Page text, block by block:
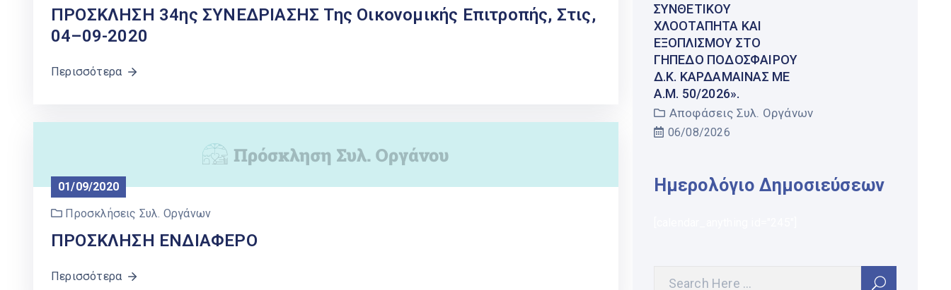
ΠΡΟΣΚΛΗΣΗ 34ης ΣΥΝΕΔΡΙΑΣΗΣ Της Οικονομικής Επιτροπής, Στις,
04–09-2020
Περισσότερα
01/09/2020
Προσκλήσεις Συλ. Οργάνων
ΠΡΟΣΚΛΗΣΗ ΕΝΔΙΑΦΕΡΟ
Περισσότερα
ΣΥΝΘΕΤΙΚΟΎ
ΧΛΟΟΤΆΠΗΤΑ ΚΑΙ
ΕΞΟΠΛΙΣΜΟΎ ΣΤΟ
ΓΉΠΕΔΟ ΠΟΔΟΣΦΑΊΡΟΥ
Δ.Κ. ΚΑΡΔΆΜΑΙΝΑΣ ΜΕ
Α.Μ. 50/2026».
Αποφάσεις Συλ. Οργάνων
06/08/2026
Ημερολόγιο Δημοσιεύσεων